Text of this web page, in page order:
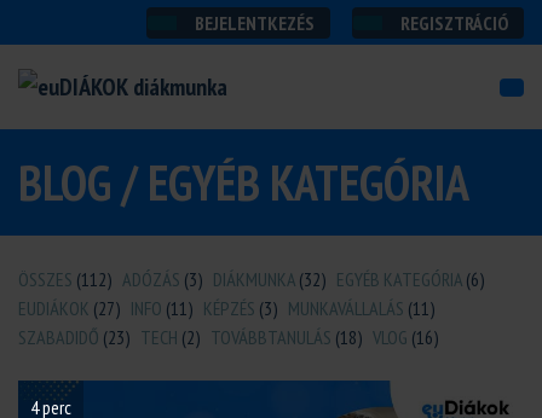
BEJELENTKEZÉS REGISZTRÁCIÓ
BLOG / EGYÉB KATEGÓRIA
ÖSSZES (112) ADÓZÁS (3) DIÁKMUNKA (32) EGYÉB KATEGÓRIA (6)
EUDIÁKOK (27) INFO (11) KÉPZÉS (3) MUNKAVÁLLALÁS (11)
SZABADIDŐ (23) TECH (2) TOVÁBBTANULÁS (18) VLOG (16)
4 perc